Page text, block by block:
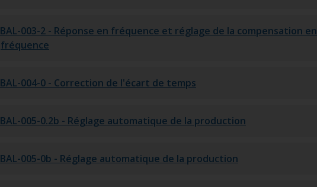
BAL-003-2 - Réponse en fréquence et réglage de la compensation en
fréquence
BAL-004-0 - Correction de l'écart de temps
BAL-005-0.2b - Réglage automatique de la production
BAL-005-0b - Réglage automatique de la production